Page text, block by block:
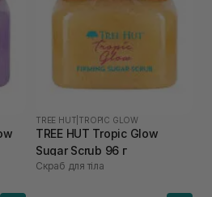
TREE HUT TROPIC GLOW
TREE HUT Tropic Glow
Sugar Scrub 96 г
Скраб для тіла